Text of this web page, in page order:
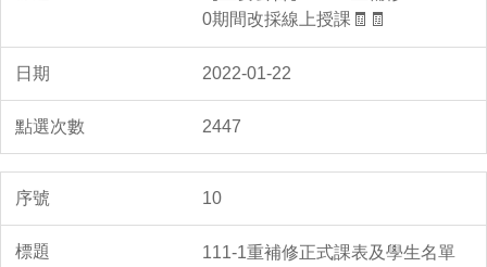
0期間改採線上授課🧾🧾
2022-01-22
2447
10
111-1重補修正式課表及學生名單